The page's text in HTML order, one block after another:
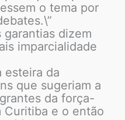
o tema por
dizem
imparcialidade
esteira da
que sugeriam a
da força-
Curitiba e o então